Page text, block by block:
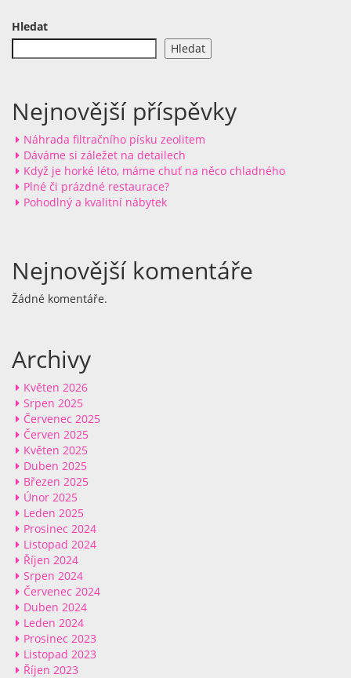
Hledat
Hledat
Nejnovější příspěvky
Náhrada filtračního písku zeolitem
Dáváme si záležet na detailech
Když je horké léto, máme chuť na něco chladného
Plné či prázdné restaurace?
Pohodlný a kvalitní nábytek
Nejnovější komentáře
Žádné komentáře.
Archivy
Květen 2026
Srpen 2025
Červenec 2025
Červen 2025
Květen 2025
Duben 2025
Březen 2025
Únor 2025
Leden 2025
Prosinec 2024
Listopad 2024
Říjen 2024
Srpen 2024
Červenec 2024
Duben 2024
Leden 2024
Prosinec 2023
Listopad 2023
Říjen 2023